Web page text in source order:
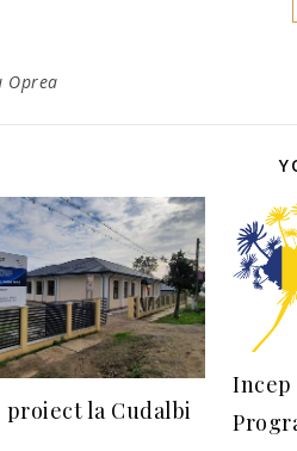
Oprea
proiect la Cudalbi